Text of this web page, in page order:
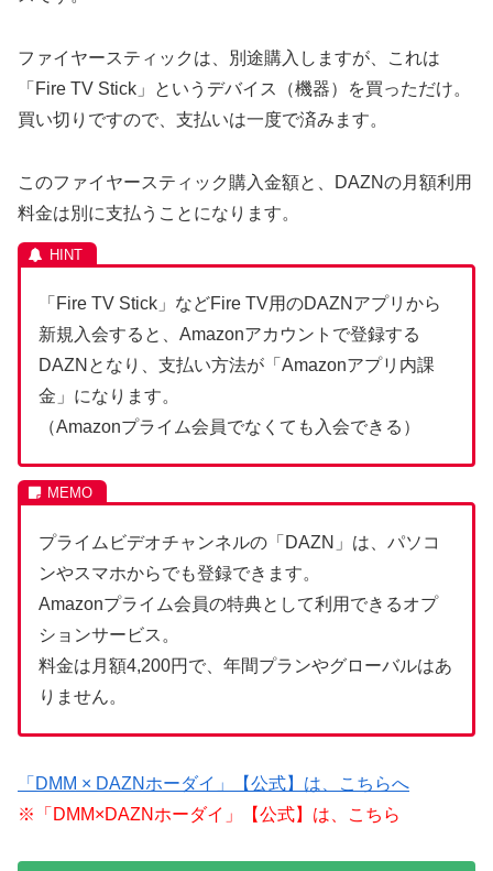
ファイヤースティックは、別途購入しますが、これは
「Fire TV Stick」というデバイス（機器）を買っただけ。
買い切りですので、支払いは一度で済みます。
このファイヤースティック購入金額と、DAZNの月額利用
料金は別に支払うことになります。
「Fire TV Stick」などFire TV用のDAZNアプリから
新規入会すると、Amazonアカウントで登録する
DAZNとなり、支払い方法が「Amazonアプリ内課
金」になります。
（Amazonプライム会員でなくても入会できる）
プライムビデオチャンネルの「DAZN」は、パソコ
ンやスマホからでも登録できます。
Amazonプライム会員の特典として利用できるオプ
ションサービス。
料金は月額4,200円で、年間プランやグローバルはあ
りません。
「DMM × DAZNホーダイ」【公式】は、こちらへ
※「DMM×DAZNホーダイ」【公式】は、こちら